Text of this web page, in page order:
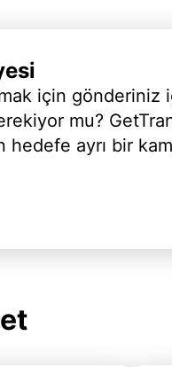
için gönderiniz
mu?
hedefe ayrı bir